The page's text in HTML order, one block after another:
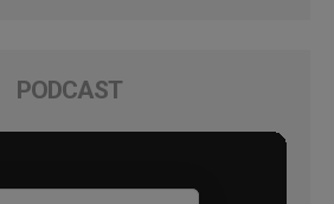
PODCAST